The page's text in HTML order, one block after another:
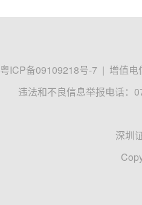
粤ICP备09109218号-7 | 增值电
违法和不良信息举报电话：
深圳